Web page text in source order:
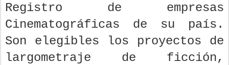
Registro de empresas
Cinematográficas de su país.
Son elegibles los proyectos de
largometraje de ficción,